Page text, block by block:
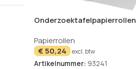
Onderzoektafelpapierrollen
van 50
Papierrollen
€50,24 excl. btw
Artikelnummer: 93241